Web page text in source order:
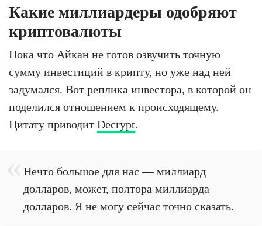
Какие миллиардеры одобряют
криптовалюты
Пока что Айкан не готов озвучить точную
сумму инвестиций в крипту, но уже над ней
задумался. Вот реплика инвестора, в которой он
поделился отношением к происходящему.
Цитату приводит Decrypt.
Нечто большое для нас — миллиард
долларов, может, полтора миллиарда
долларов. Я не могу сейчас точно сказать.